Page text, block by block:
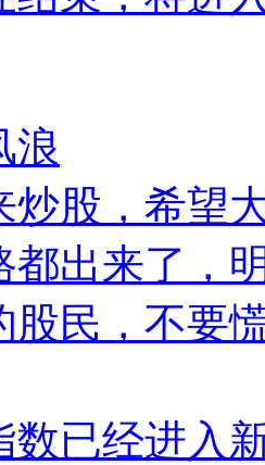
浪
炒股，希望
都出来了，
股民，不要
数已经进入